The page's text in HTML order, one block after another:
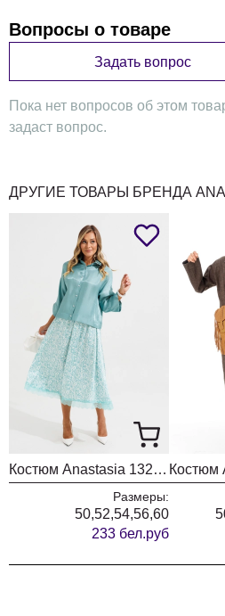
Вопросы о товаре
Задать вопрос
Пока нет вопросов об этом
задаст вопрос.
ДРУГИЕ ТОВАРЫ БРЕНДА
Костюм Anastasia 1322 бирюза
Размеры:
50,52,54,56,60
233 бел.руб